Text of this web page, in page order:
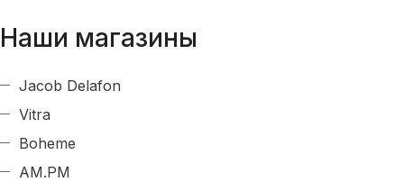
Наши магазины
Jacob Delafon
Vitra
Boheme
AM.PM